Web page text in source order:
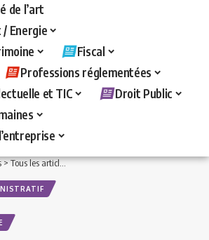
de l’art
Energie
Fiscal
Professions réglementées
et TIC
Droit Public
>Tous les articles >Droit Public>Contentieux